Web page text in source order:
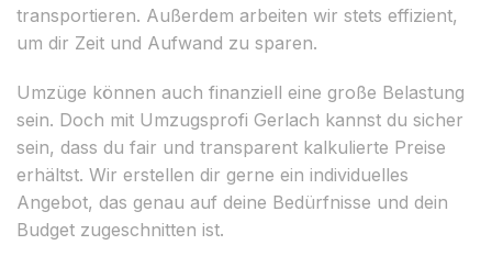
transportieren. Außerdem arbeiten wir stets effizient,
um dir Zeit und Aufwand zu sparen.
Umzüge können auch finanziell eine große Belastung
sein. Doch mit Umzugsprofi Gerlach kannst du sicher
sein, dass du fair und transparent kalkulierte Preise
erhältst. Wir erstellen dir gerne ein individuelles
Angebot, das genau auf deine Bedürfnisse und dein
Budget zugeschnitten ist.